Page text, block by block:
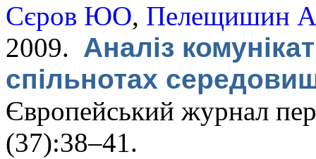
Сєров ЮО, Пелещишин
2009. Аналіз
спільнотах
Європейський журнал
(37):38–41.